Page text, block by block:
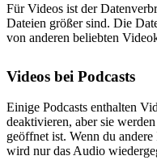
Für Videos ist der
Dateien größer sind. Die
von anderen beliebten
Videos bei Podcasts
Einige Podcasts enthalten
deaktivieren, aber sie
geöffnet ist. Wenn du
wird nur das Audio